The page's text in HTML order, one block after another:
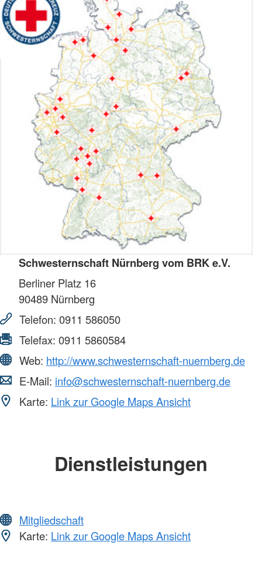
Schwesternschaft Nürnberg vom BRK e.V.
Berliner Platz 16
90489 Nürnberg
Telefon: 0911 586050
Telefax: 0911 5860584
Web: http://www.schwesternschaft-nuernberg.de
E-Mail: info@schwesternschaft-nuernberg.de
Karte: Link zur Google Maps Ansicht
Dienstleistungen
Mitgliedschaft
Karte: Link zur Google Maps Ansicht